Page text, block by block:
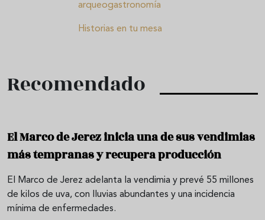
arqueogastronomía
Historias en tu mesa
Recomendado
El Marco de Jerez inicia una de sus vendimias
más tempranas y recupera producción
El Marco de Jerez adelanta la vendimia y prevé 55 millones
de kilos de uva, con lluvias abundantes y una incidencia
mínima de enfermedades.